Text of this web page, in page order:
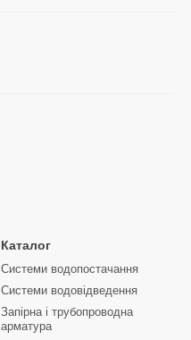
Каталог
Системи водопостачання
Системи водовідведення
Запірна і трубопроводна
арматура